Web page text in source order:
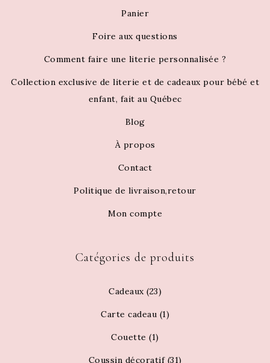
Panier
Foire aux questions
Comment faire une literie personnalisée ?
Collection exclusive de literie et de cadeaux pour bébé et
enfant, fait au Québec
Blog
À propos
Contact
Politique de livraison,retour
Mon compte
Catégories de produits
Cadeaux (23)
Carte cadeau (1)
Couette (1)
Coussin décoratif (31)